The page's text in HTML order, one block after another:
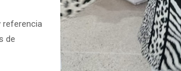
referencia
de